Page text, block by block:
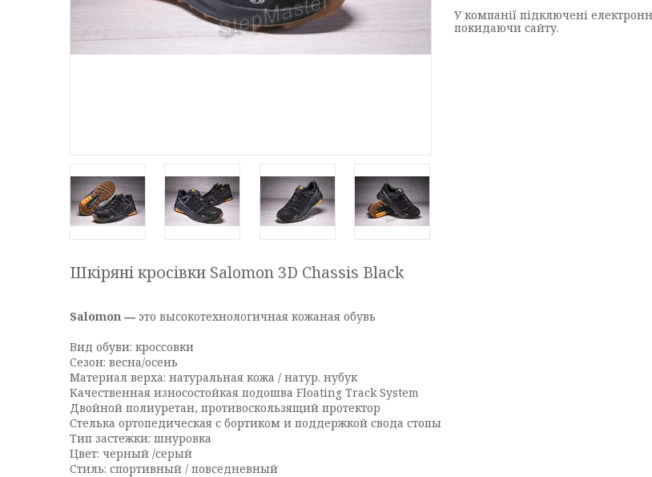
У компанії підключені
покидаючи сайту.
Шкіряні кросівки Salomon 3D Chassis Black
Salomon ― это высокотехнологичная кожаная обувь
Вид обуви: кроссовки
Сезон: весна/осень
Материал верха: натуральная кожа / натур. нубук
Качественная износостойкая подошва Floating Track System
Двойной полиуретан, противоскользящий протектор
Стелька ортопедическая с бортиком и поддержкой свода стопы
Тип застежки: шнуровка
Цвет: черный /серый
Стиль: спортивный / повседневный